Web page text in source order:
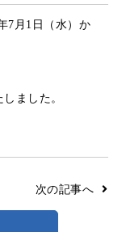
きっぷ
ICカードが利用可能
7月1日（水）か
ました。
次の記事へ